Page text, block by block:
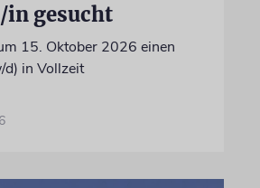
gesucht
15. Oktober 2026 einen
in Vollzeit